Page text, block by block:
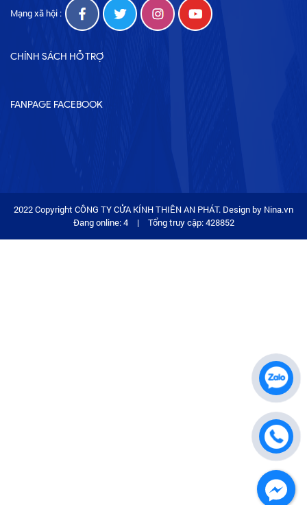
Mạng xã hội :
CHÍNH SÁCH HỖ TRỢ
FANPAGE FACEBOOK
2022 Copyright CÔNG TY CỬA KÍNH THIÊN AN PHÁT. Design by Nina.vn
Đang online: 4
| Tổng truy cập: 428852